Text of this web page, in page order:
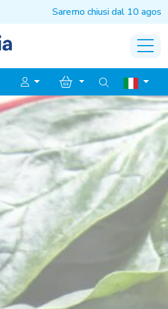
Saremo chiusi dal 10 agosto al 1°